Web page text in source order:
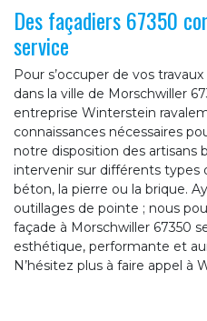
Des façadiers 67350
service
Pour s’occuper de vos
dans la ville de Morschwiller
entreprise Winterstein
connaissances nécessaires
notre disposition des artisans
intervenir sur différents types
béton, la pierre ou la brique.
outillages de pointe ; nous
façade à Morschwiller 67350
esthétique, performante et
N’hésitez plus à faire appel à